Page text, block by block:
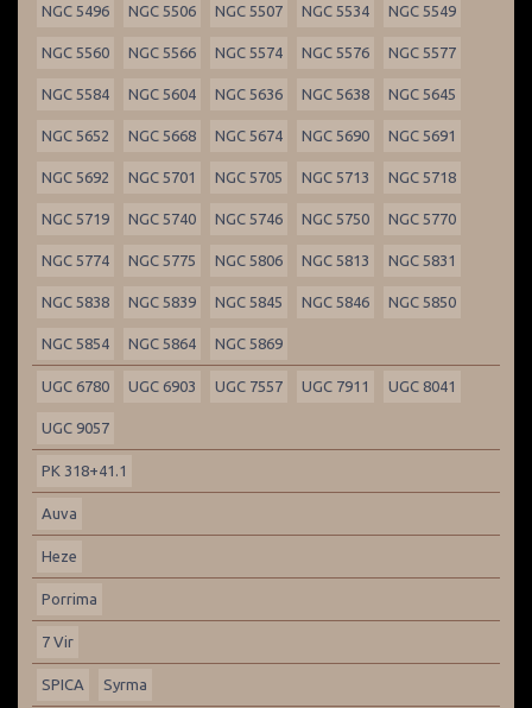
NGC 5496 NGC 5506 NGC 5507 NGC 5534 NGC 5549
NGC 5560 NGC 5566 NGC 5574 NGC 5576 NGC 5577
NGC 5584 NGC 5604 NGC 5636 NGC 5638 NGC 5645
NGC 5652 NGC 5668 NGC 5674 NGC 5690 NGC 5691
NGC 5692 NGC 5701 NGC 5705 NGC 5713 NGC 5718
NGC 5719 NGC 5740 NGC 5746 NGC 5750 NGC 5770
NGC 5774 NGC 5775 NGC 5806 NGC 5813 NGC 5831
NGC 5838 NGC 5839 NGC 5845 NGC 5846 NGC 5850
NGC 5854 NGC 5864 NGC 5869
UGC 6780 UGC 6903 UGC 7557 UGC 7911 UGC 8041
UGC 9057
PK 318+41.1
Auva
Heze
Porrima
7 Vir
SPICA Syrma